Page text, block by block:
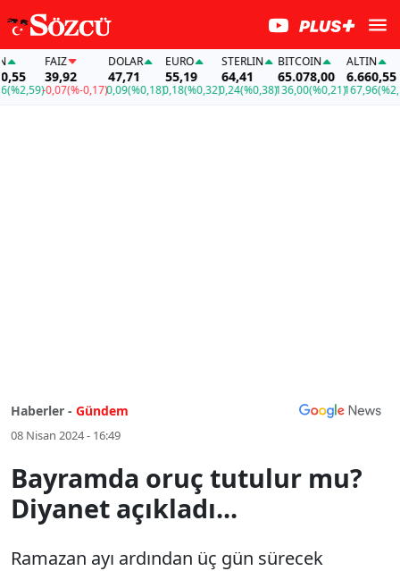
FAİZ
39,92
-0,07(%-0,17)
DOLAR
47,71
0,09(%0,18)
EURO
55,19
0,18(%0,32)
STERLIN
64,41
0,24(%0,38)
BITCOIN
65.078,00
136,00(%0,21)
ALTIN
6.660,55
167,96(%2,59)-
Haberler - Gündem
08 Nisan 2024 - 16:49
Bayramda oruç tutulur mu?
Diyanet açıkladı...
Ramazan ayı ardından üç gün sürecek